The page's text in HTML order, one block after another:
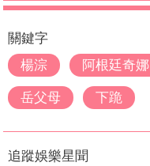
關鍵字
楊淙
阿根廷奇娜
岳父母 下跪
追蹤娛樂星聞